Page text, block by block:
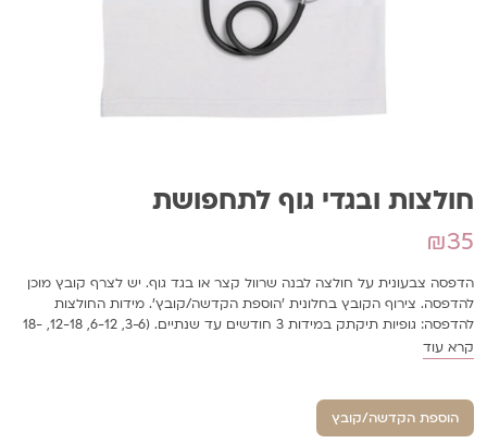
חולצות ובגדי גוף לתחפושת
₪35
הדפסה צבעונית על חולצה לבנה שרוול קצר או בגד גוף. יש לצרף קובץ מוכן
להדפסה. צירוף הקובץ בחלונית 'הוספת הקדשה/קובץ'. מידות החולצות
להדפסה: גופיות תיקתק במידות 3 חודשים עד שנתיים. (3-6, 6-12, 12-18, 18-
24) וחולצות במידות 2 עד XXXL
קרא עוד
הוספת הקדשה/קובץ